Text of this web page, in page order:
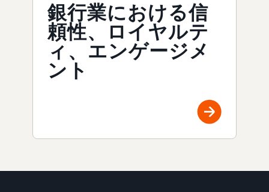
銀行業における信
頼性、ロイヤルテ
ィ、エンゲージメ
ント